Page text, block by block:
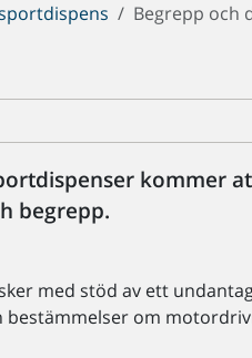
Begrepp och
kommer
begrepp.
med stöd av ett
bestämmelser om